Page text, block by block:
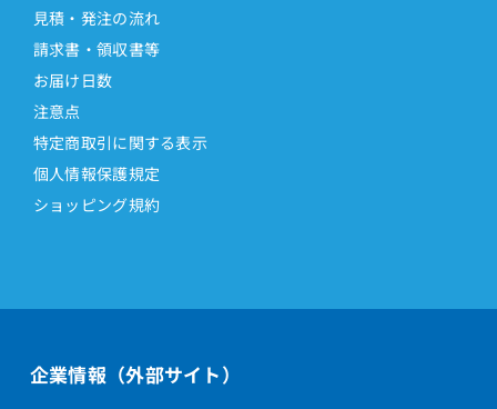
見積・発注の流れ
請求書・領収書等
お届け日数
注意点
特定商取引に関する表示
個人情報保護規定
ショッピング規約
企業情報（外部サイト）